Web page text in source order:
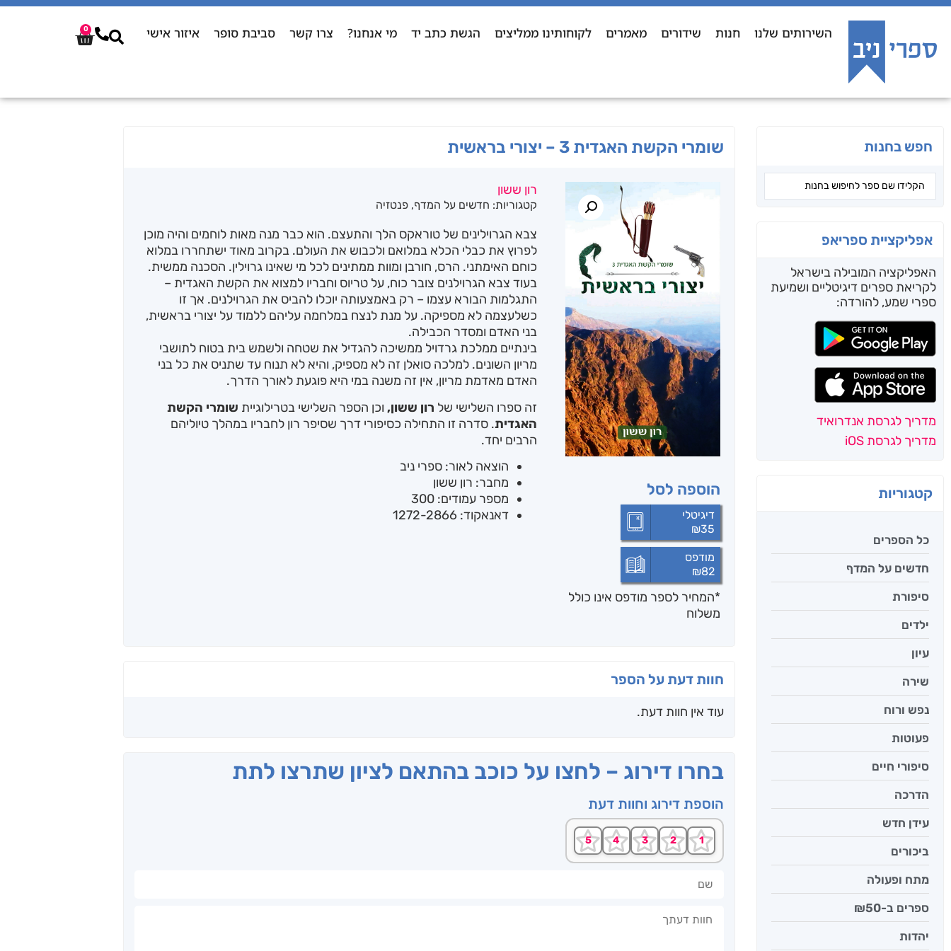
השירותים שלנו חנות שידורים מאמרים לקוחותינו ממליצים הגשת כתב יד מי אנחנו? צרו קשר סביבת סופר איזור אישי 0
חפש בחנות
אפליקציית ספריאפ
האפליקציה המובילה בישראל
לקריאת ספרים דיגיטליים ושמיעת
ספרי שמע, להורדה:
מדריך לגרסת אנדרואיד
מדריך לגרסת iOS
קטגוריות
כל הספרים
חדשים על המדף
סיפורת
ילדים
עיון
שירה
נפש ורוח
פעוטות
סיפורי חיים
הדרכה
עידן חדש
ביכורים
מתח ופעולה
ספרים ב-₪50
יהדות
שומרי הקשת האגדית 3 – יצורי בראשית
הוספה לסל
דיגיטלי
₪35
מודפס
₪82
*המחיר לספר מודפס אינו כולל
משלוח
רון ששון
קטגוריות: חדשים על המדף, פנטזיה
צבא הגרוילינים של טוראקס הלך והתעצם. הוא כבר מנה מאות לוחמים והיה מוכן
לפרוץ את כבלי הכלא במלואם ולכבוש את העולם. בקרוב מאוד ישתחררו במלוא
כוחם האימתני. הרס, חורבן ומוות ממתינים לכל מי שאינו גרוילין. הסכנה ממשית.
בעוד צבא הגרוילנים צובר כוח, על טריוס וחבריו למצוא את הקשת האגדית –
התגלמות הבורא עצמו – רק באמצעותה יוכלו להביס את הגרוילנים. אך זו
כשלעצמה לא מספיקה. על מנת לנצח במלחמה עליהם ללמוד על יצורי בראשית,
בני האדם ומסדר הכבילה.
בינתיים ממלכת גרדויל ממשיכה להגדיל את שטחה ולשמש בית בטוח לתושבי
מריון השונים. למלכה סואלן זה לא מספיק, והיא לא תנוח עד שתניס את כל בני
האדם מאדמת מריון, אין זה משנה במי היא פוגעת לאורך הדרך.
זה ספרו השלישי של רון ששון,וכן הספר השלישי בטרילוגיית שומרי הקשת
האגדית. סדרה זו התחילה כסיפורי דרך שסיפר רון לחבריו במהלך טיוליהם
הרבים יחד.
הוצאה לאור: ספרי ניב
מחבר: רון ששון
מספר עמודים: 300
דאנאקוד: 1272-2866
חוות דעת על הספר
עוד אין חוות דעת.
בחרו דירוג – לחצו על כוכב בהתאם לציון שתרצו לתת
הוספת דירוג וחוות דעת